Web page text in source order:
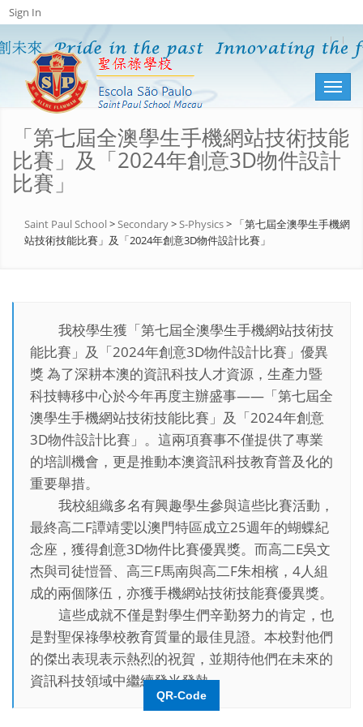
Sign In
Toggle
「第七屆全澳學生手機網站技術技能
比賽」及「2024年創意3D物件設計
比賽」
Saint Paul School>Secondary>S-Physics> 「第七屆全澳學生手機網
站技術技能比賽」及「2024年創意3D物件設計比賽」
我校學生獲「第七屆全澳學生手機網站技術技
能比賽」及「2024年創意3D物件設計比賽」優異
獎 為了深耕本澳的資訊科技人才資源，生產力暨
科技轉移中心於今年再度主辦盛事——「第七屆全
澳學生手機網站技術技能比賽」及「2024年創意
3D物件設計比賽」。這兩項賽事不僅提供了專業
的培訓機會，更是推動本澳資訊科技教育普及化的
重要舉措。
我校組織多名有興趣學生參與這些比賽活動，
最終高二F譚靖雯以澳門特區成立25週年的蝴蝶紀
念座，獲得創意3D物件比賽優異獎。而高二E吳文
杰與司徒愷晉、高三F馬南與高二F朱相檳，4人組
成的兩個隊伍，亦獲手機網站技術技能賽優異獎。
這些成就不僅是對學生們辛勤努力的肯定，也
是對聖保祿學校教育質量的最佳見證。本校對他們
的傑出表現表示熱烈的祝賀，並期待他們在未來的
資訊科技領域中繼續發光發熱。
QR-Code